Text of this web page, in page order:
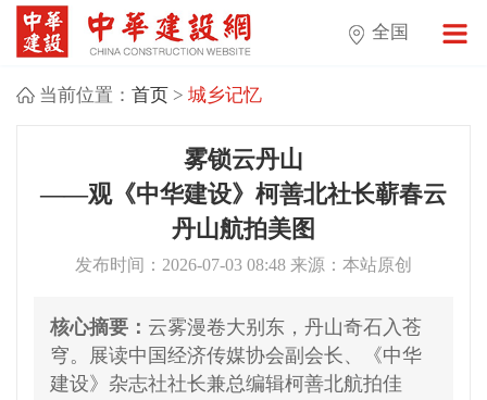
全国
当前位置： 首页> 城乡记忆
雾锁云丹山
——观《中华建设》柯善北社长蕲春云
丹山航拍美图
发布时间：2026-07-03 08:48 来源：本站原创
核心摘要： 云雾漫卷大别东，丹山奇石入苍
穹。展读中国经济传媒协会副会长、《中华
建设》杂志社社长兼总编辑柯善北航拍佳